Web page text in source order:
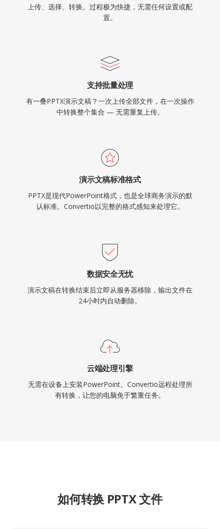
上传、选择、转换。过程极为快捷，无需任何设置或配
置。
支持批量处理
有一叠PPTX演示文稿？一次上传全部文件，在一次操作
中转换整个集合 — 无需重复上传。
演示文稿标准格式
PPTX是现代PowerPoint格式，也是全球商务演示的默
认标准。Convertio以完整的格式感知来处理它。
数据安全无忧
演示文稿在转换结束后立即从服务器移除，输出文件在
24小时内自动删除。
云端处理引擎
无需在设备上安装PowerPoint。Convertio远程处理所
有转换，让您的电脑免于繁重任务。
如何转换 PPTX 文件